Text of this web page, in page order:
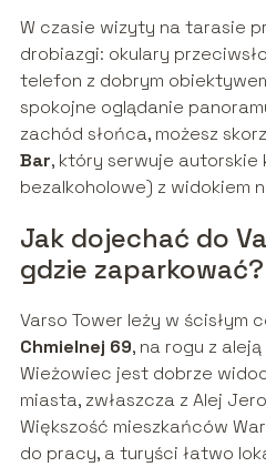
W czasie wizyty na tarasie
drobiazgi: okulary
telefon z dobrym
spokojne oglądanie
zachód słońca, możesz
Bar, który serwuje autorskie
bezalkoholowe) z widokiem
Jak dojechać do
gdzie zaparkować?
Varso Tower leży w ścisłym
Chmielnej 69, na rogu z
Wieżowiec jest dobrze
miasta, zwłaszcza z Alej
Większość mieszkańców
do pracy, a turyści łatwo